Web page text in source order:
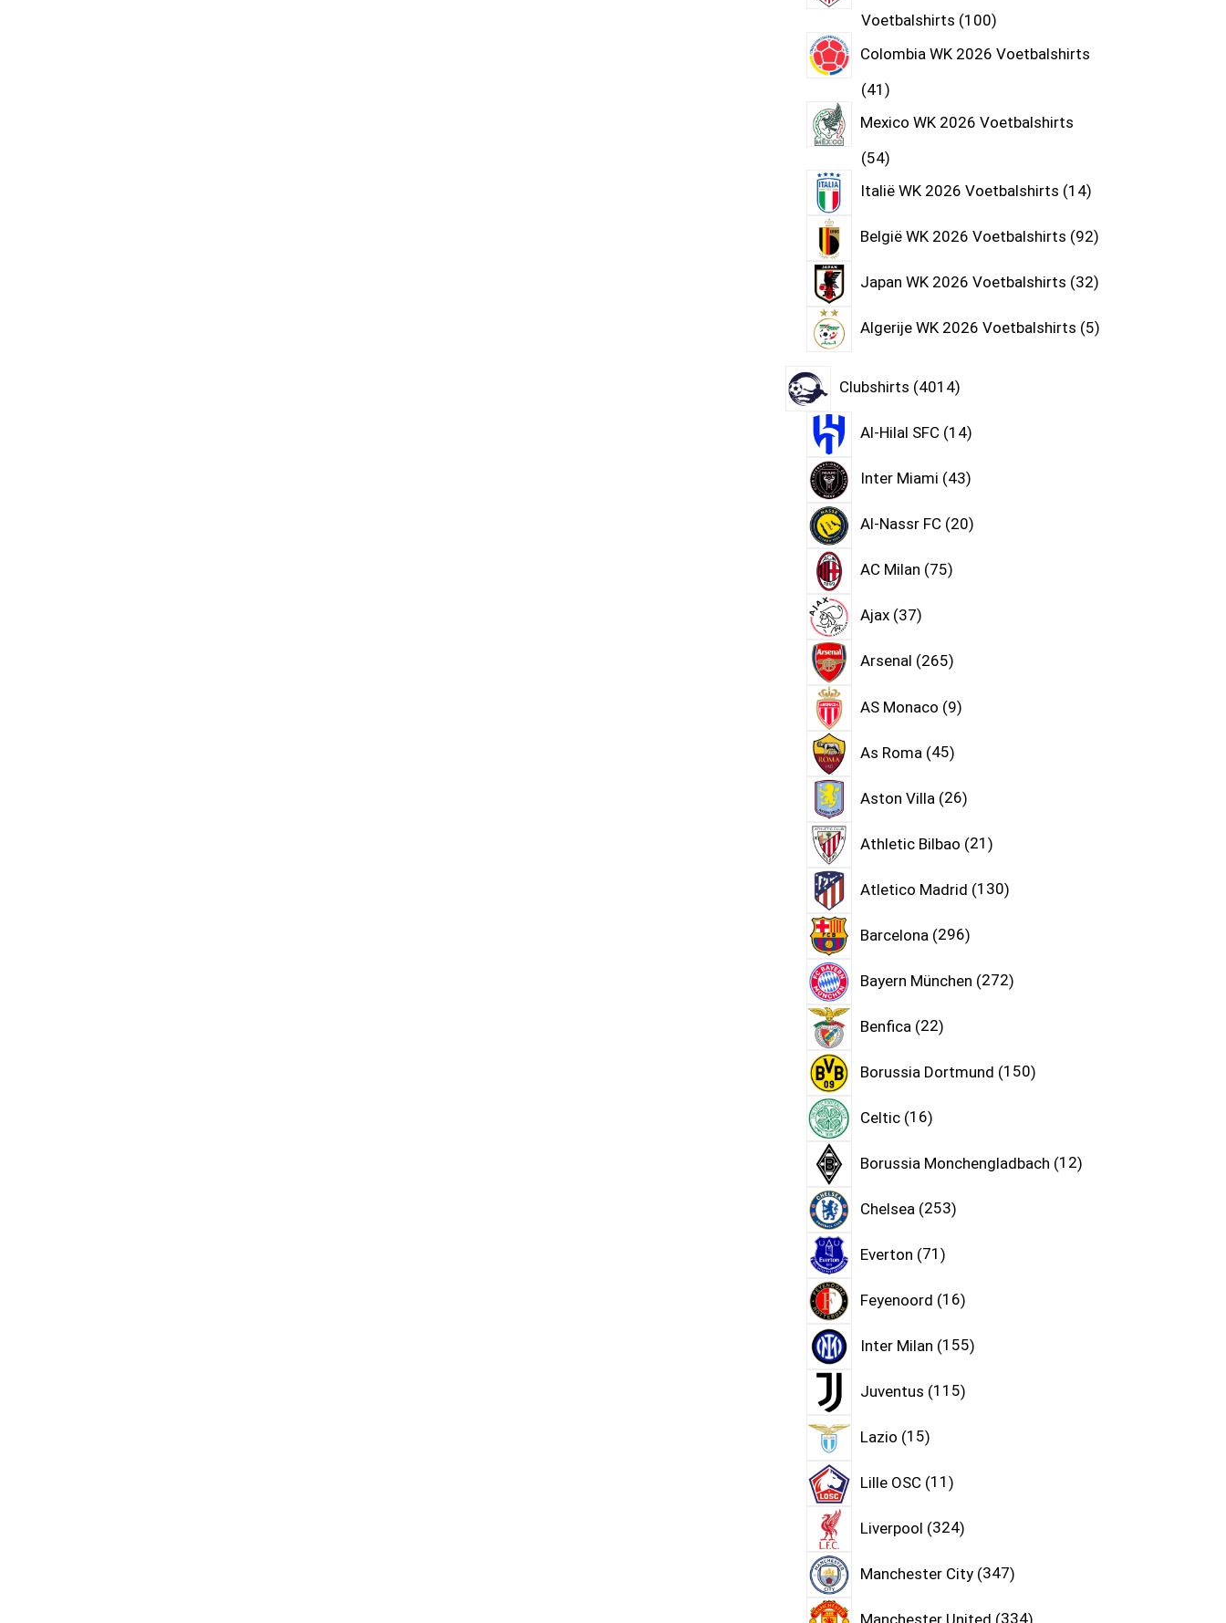
Voetbalshirts 100
Colombia WK 2026 Voetbalshirts
41
Mexico WK 2026 Voetbalshirts
54
Italië WK 2026 Voetbalshirts 14
België WK 2026 Voetbalshirts 92
Japan WK 2026 Voetbalshirts 32
Algerije WK 2026 Voetbalshirts 5
Clubshirts 4014
Al-Hilal SFC 14
Inter Miami 43
Al-Nassr FC 20
AC Milan 75
Ajax 37
Arsenal 265
AS Monaco 9
As Roma 45
Aston Villa 26
Athletic Bilbao 21
Atletico Madrid 130
Barcelona 296
Bayern München 272
Benfica 22
Borussia Dortmund 150
Celtic 16
Borussia Monchengladbach 12
Chelsea 253
Everton 71
Feyenoord 16
Inter Milan 155
Juventus 115
Lazio 15
Lille OSC 11
Liverpool 324
Manchester City 347
Manchester United 334